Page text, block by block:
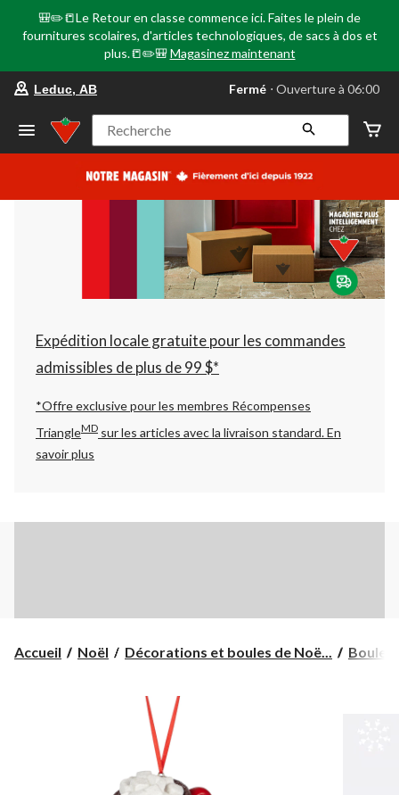
🎒✏️📒Le Retour en classe commence ici. Faites le plein de
fournitures scolaires, d'articles technologiques, de sacs à dos et
plus.📒✏️🎒 Magasinez maintenant
votre
préféré
Leduc,
AB,
courament
Ouverture
à
06:00
cliquer
pour
changer
Leduc, AB Fermé ⋅ Ouverture à 06:00
Recherche
Expédition locale gratuite pour les commandes
admissibles de plus de 99 $*
*Offre exclusive pour les membres Récompenses
TriangleMD sur les articles avec la livraison standard.En
savoir plus
Accueil Noël Décorations et boules de Noë... Boules